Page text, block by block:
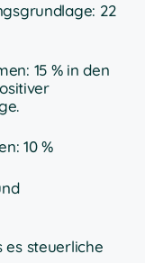
22
15 % in den
10 %
es steuerliche